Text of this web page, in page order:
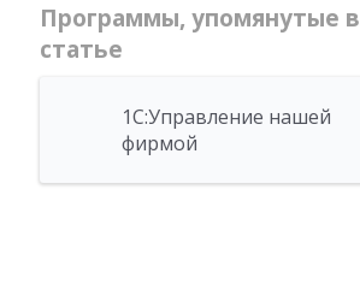
Программы, упомянутые в
статье
1С:Управление нашей
фирмой